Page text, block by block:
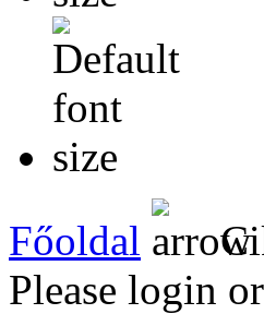
Főoldal
Please login